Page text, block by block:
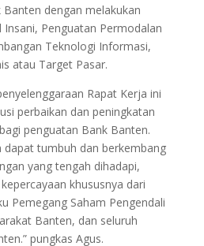
dengan melakukan
Penguatan Permodalan
Teknologi Informasi,
atau Target Pasar.
Rapat Kerja ini
perbaikan dan peningkatan
penguatan Bank Banten.
dapat tumbuh dan berkembang
yang tengah dihadapi,
khususnya dari
Pemegang Saham Pengendali
Banten, dan seluruh
pungkas Agus.